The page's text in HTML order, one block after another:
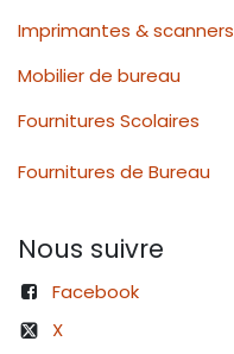
Imprimantes & scanners
Mobilier de bureau
Fournitures Scolaires
Fournitures de Bureau
Nous suivre
Facebook
X